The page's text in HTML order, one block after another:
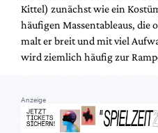
Kittel) zunächst wie ein
häufigen Massentableaus, die
malt er breit und mit viel
wird ziemlich häufig zur
Anzeige